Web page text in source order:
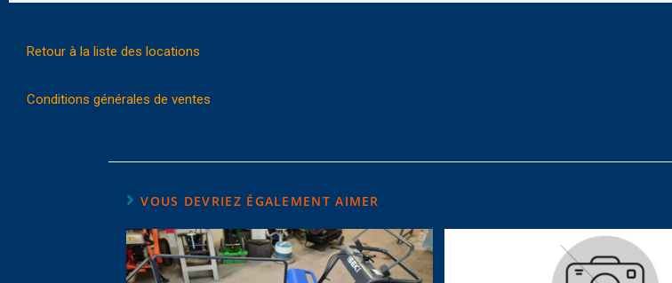
Retour à la liste des locations
Conditions générales de ventes
VOUS DEVRIEZ ÉGALEMENT AIMER